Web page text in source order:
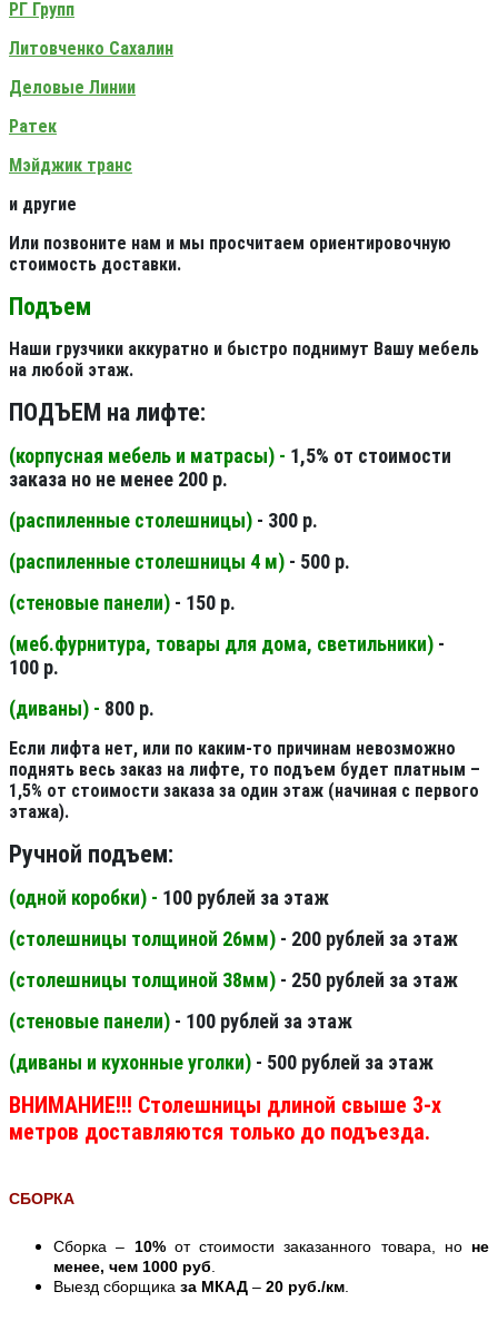
РГ Групп
Литовченко Сахалин
Деловые Линии
Ратек
Мэйджик транс
и другие
Или позвоните нам и мы просчитаем ориентировочную
стоимость доставки.
Подъем
Наши грузчики аккуратно и быстро поднимут Вашу мебель
на любой этаж.
ПОДЪЕМ на лифте:
(корпусная мебель и матрасы) - 1,5% от стоимости
заказа но не менее 200 р.
(распиленные столешницы) - 300 р.
(распиленные столешницы 4 м) - 500 р.
(стеновые панели) - 150 р.
(меб.фурнитура, товары для дома, светильники) -
100 р.
(диваны) - 800 р.
Если лифта нет, или по каким-то причинам невозможно
поднять весь заказ на лифте, то подъем будет платным –
1,5% от стоимости заказа за один этаж (начиная с первого
этажа).
Ручной подъем:
(одной коробки) - 100 рублей за этаж
(столешницы толщиной 26мм) - 200 рублей за этаж
(столешницы толщиной 38мм) - 250 рублей за этаж
(стеновые панели) - 100 рублей за этаж
(диваны и кухонные уголки) - 500 рублей за этаж
ВНИМАНИЕ!!! Столешницы длиной свыше 3-х
метров доставляются только до подъезда.
СБОРКА
Сборка – 10%от стоимости заказанного товара, но не
менее, чем 1000 руб
Выезд сборщика за МКАД – 20 руб./км